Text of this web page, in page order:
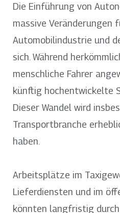
Die Einführung von
massive Veränderungen
Automobilindustrie und
sich. Während
menschliche Fahrer
künftig hochentwickelte
Dieser Wandel wird
Transportbranche
haben.
Arbeitsplätze im
Lieferdiensten und im
könnten langfristig